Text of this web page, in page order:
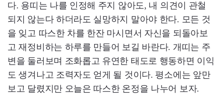
다. 용띠는 나를 인정해 주지 않아도, 내 의견이 관철
되지 않는다 하더라도 실망하지 말아야 한다. 모든 것
을 잊고 따스한 차를 한잔 마시면서 자신을 되돌아보
고 재정비하는 하루를 만들어 보길 바란다. 개띠는 주
변을 둘러보며 조화롭고 유연한 태도로 행동하면 이익
도 생겨나고 조력자도 얻게 될 것이다. 평소에는 앞만
보고 달렸지만 오늘은 따스한 온정을 나누어 보자.